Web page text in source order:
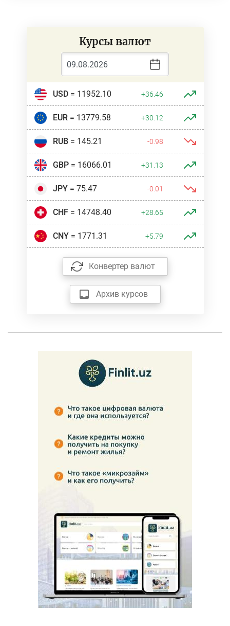
Курсы валют
USD= 11952.10 +36.46
EUR= 13779.58 +30.12
RUB= 145.21 -0.98
GBP= 16066.01 +31.13
JPY= 75.47 -0.01
CHF= 14748.40 +28.65
CNY= 1771.31 +5.79
Конвертер валют
Архив курсов